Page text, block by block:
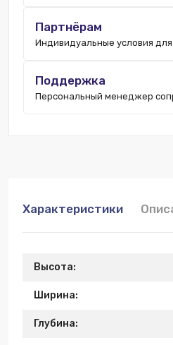
Партнёрам
Индивидуальные условия
Поддержка
Персональный менеджер
Характеристики
Высота:
Ширина:
Глубина: